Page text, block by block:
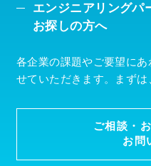
エンジニアリングパ
お探しの方へ
各企業の課題やご要望に
せていただきます。まずは
ご相談・
お問